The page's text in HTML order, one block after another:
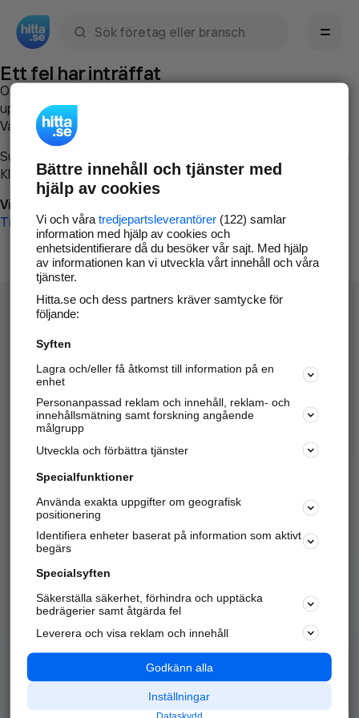
Ett fel har inträffat
Om du vill kan du
uppstod så att vi lättare och snabbare kan avhjälpa det.
Vänligen försök med följande:
Surfa till
Klicka påTillbaka-knappen i webbläsaren och försök igen
Vi beklagar besväret!
Till startsidan
Hitta.se - Gratis nummerupplysning.
Sök företag, personer och platser.
Hitta telefonnummer, adresser, företagsinfo mm.
Marknadsför företaget
Kom igång och annonsera mot
samarbetspartners nära dig.
Alla kategorier
Populära sökningar
API & Kartor
Annonsera
Integritet
Nödnummer
Bättre innehåll och tjänster med
hjälp av cookies
Vi och våra tredjepartsleverantörer(122) samlar
information med hjälp av cookies och
enhetsidentifierare då du besöker vår sajt. Med hjälp
av informationen kan vi utveckla vårt innehåll och våra
tjänster.
Hitta.se och dess partners kräver samtycke för
följande:
Syften
Lagra och/eller få åtkomst till information på en
enhet
Personanpassad reklam och innehåll, reklam- och
innehållsmätning samt forskning angående
målgrupp
Utveckla och förbättra tjänster
Specialfunktioner
Använda exakta uppgifter om geografisk
positionering
Identifiera enheter baserat på information som aktivt
begärs
Specialsyften
Säkerställa säkerhet, förhindra och upptäcka
bedrägerier samt åtgärda fel
Leverera och visa reklam och innehåll
Godkänn alla
Inställningar
Dataskydd